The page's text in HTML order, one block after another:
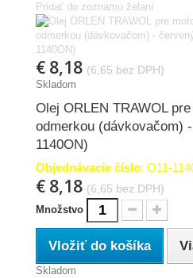
Pridať do zoznamu želaní
€ 8,18 (6,65 bez DPH)
Skladom
Olej ORLEN TRAWOL
odmerkou (dávkovačom)
1140ON)
Objednávacie číslo: O11-
€ 8,18 (6,65 bez DPH)
Množstvo
Vložiť do košíka
Skladom